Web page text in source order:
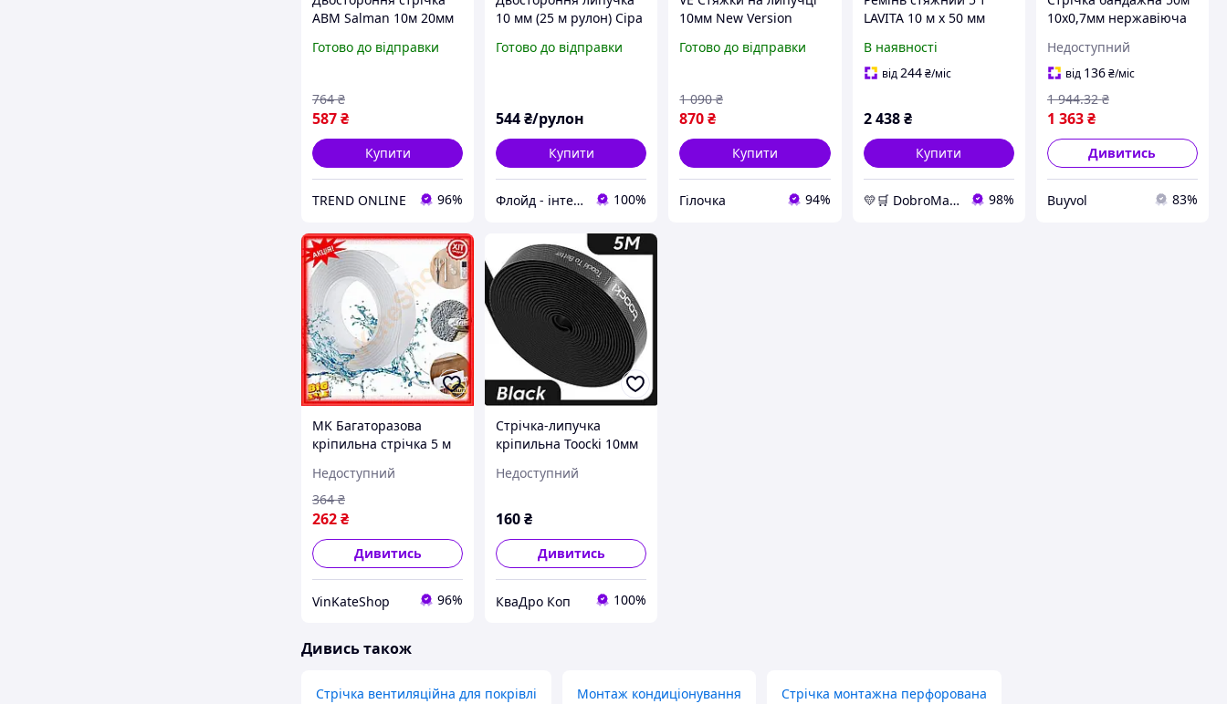
ABM Salman 10м 20мм
універсальна
монтажу TR-44
Готово до відправки
587₴
764 ₴
Купити
TREND ONLINE 96%
10 мм (25 м рулон) Сіра
багаторазова стяжка
Готово до відправки
544₴/рулон
Купити
Флойд - інтернет магазин 100%
10мм New Version
фіксації предметів
N6W_VER
Готово до відправки
870₴
1 090 ₴
Купити
Гілочка 94%
LAVITA 10 м х 50 мм
червоний (LA 135010PE)
В наявності
від244 ₴/міс
2 438 ₴
Купити
💛🛒 DobroMarket 💛🛒 мережа інтернет-магазинів 98%
10х0,7мм нержавіюча
монтажу конструкцій
кріпильна стрічка BUV
Недоступний
від 136₴/міс
1 363₴
1 944.32 ₴
Дивитись
Buyvol 83%
MK Багаторазова
кріпильна стрічка 5 м
універсальний
двосторонній скотч для
ремонту та к PAP10\W
Недоступний
262₴
364 ₴
Дивитись
VinKateShop 96%
Стрічка-липучка
кріпильна Toocki 10мм
Недоступний
160₴
Дивитись
КваДро Коп 100%
Дивись також
Стрічка вентиляційна для покрівлі Монтаж кондиціонування Стрічка монтажна перфорована